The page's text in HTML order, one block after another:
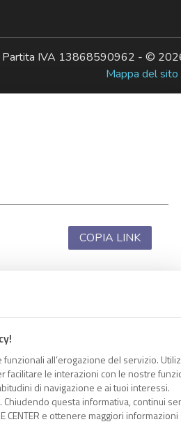
all’erogazione del servizio.
le interazioni con le nostre
di navigazione e ai tuoi interessi.
Chiudendo questa informativa, continui
e ottenere maggiori
IVA 13868590962 - ©
Mappa del sito
COPIA LINK
COPIA LINK